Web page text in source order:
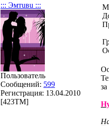
::: Эмтuвu :::
Пользователь
Сообщений: 599
Регистрация: 13.04.2010
[423TM]